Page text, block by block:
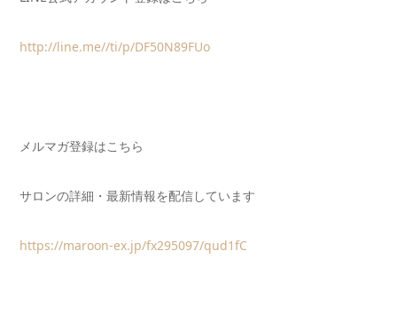
http://line.me//ti/p/DF50N89FUo
メルマガ登録はこちら
サロンの詳細・最新情報を配信しています
https://maroon-ex.jp/fx295097/qud1fC